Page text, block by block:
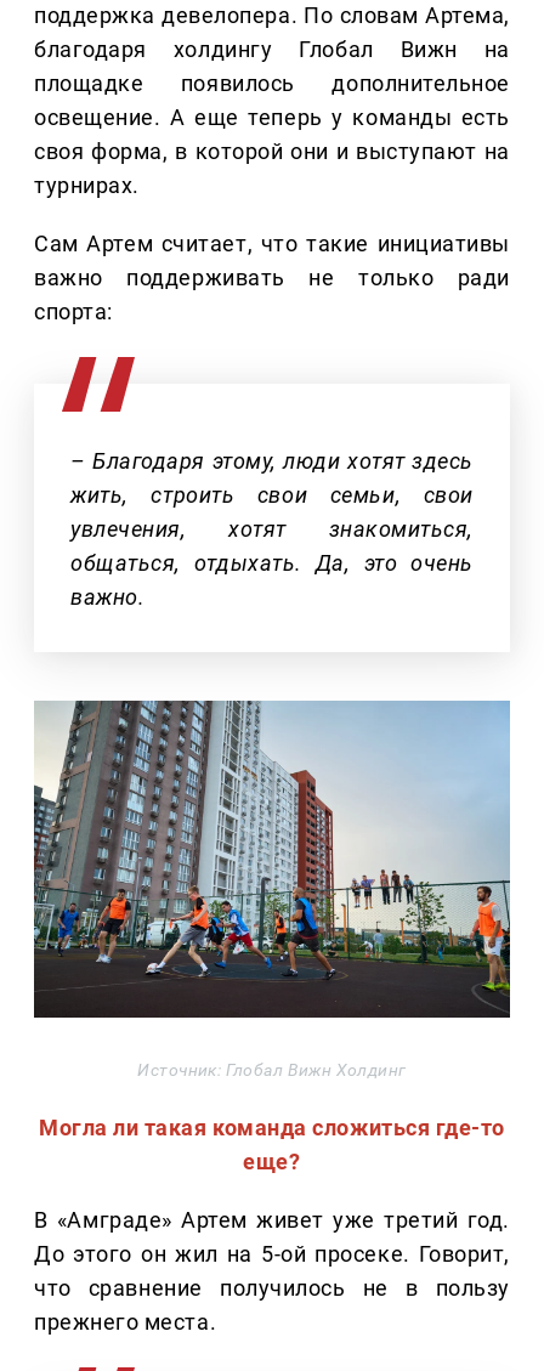
поддержка девелопера. По словам Артема,
благодаря холдингу Глобал Вижн на
площадке появилось дополнительное
освещение. А еще теперь у команды есть
своя форма, в которой они и выступают на
турнирах.
Сам Артем считает, что такие инициативы
важно поддерживать не только ради
спорта:
– Благодаря этому, люди хотят здесь
жить, строить свои семьи, свои
увлечения, хотят знакомиться,
общаться, отдыхать. Да, это очень
важно.
Источник: Глобал Вижн Холдинг
Могла ли такая команда сложиться где-то
еще?
В «Амграде» Артем живет уже третий год.
До этого он жил на 5-ой просеке. Говорит,
что сравнение получилось не в пользу
прежнего места.